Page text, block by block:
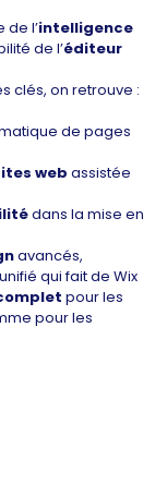
de l’intelligence
de l’éditeur
clés, on retrouve :
de pages
web assistée
dans la mise en
avancés,
qui fait de Wix
pour les
pour les